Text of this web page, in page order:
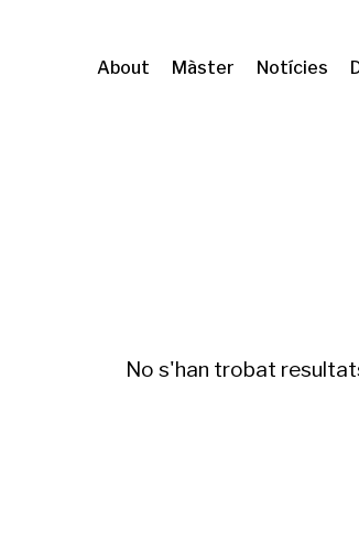
About Màster Notícies
No s'han trobat